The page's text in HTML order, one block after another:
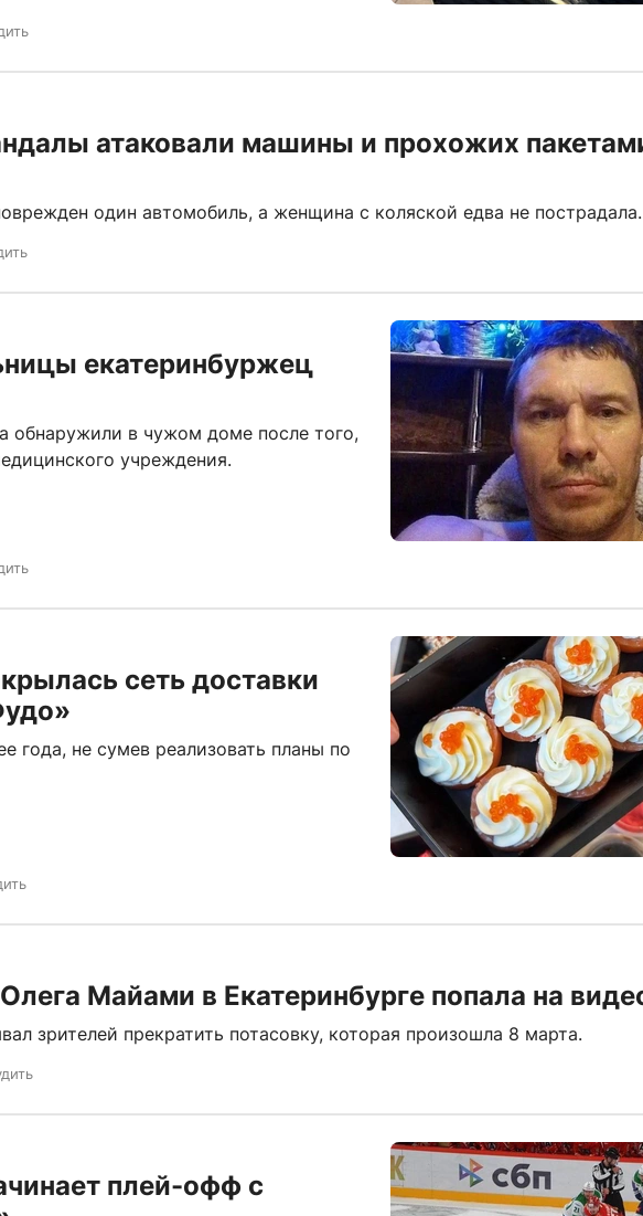
атаковали машины и прохожих
один автомобиль, а женщина с коляской едва не пострадала.
екатеринбуржец
обнаружили в чужом доме после того,
учреждения.
сеть доставки
года, не сумев реализовать планы по
Майами в Екатеринбурге попала на
зрителей прекратить потасовку, которая произошла 8 марта.
плей-офф с